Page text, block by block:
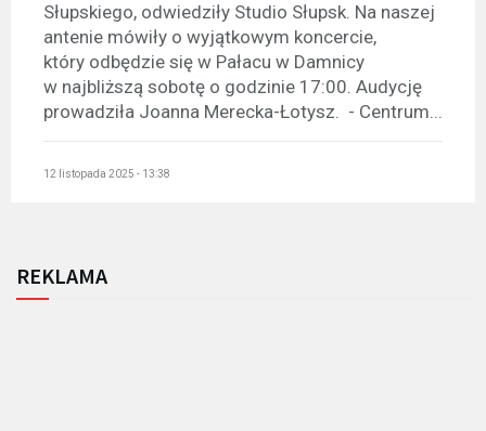
Słupskiego, odwiedziły Studio Słupsk. Na naszej
antenie mówiły o wyjątkowym koncercie,
który odbędzie się w Pałacu w Damnicy
w najbliższą sobotę o godzinie 17:00. Audycję
prowadziła Joanna Merecka-Łotysz. - Centrum...
12 listopada 2025 - 13:38
REKLAMA